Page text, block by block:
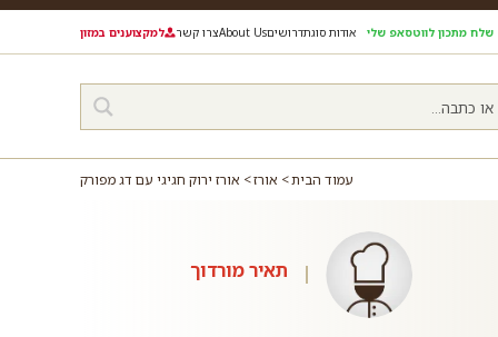
שלח מתכון לווטסאפ שלי אודות סוגתדרושיםAbout Usצרו קשר למקצוענים במזון
עמוד הבית אורז אורז ירוק חגיגי עם דג מפורק
תאיר מורדוך